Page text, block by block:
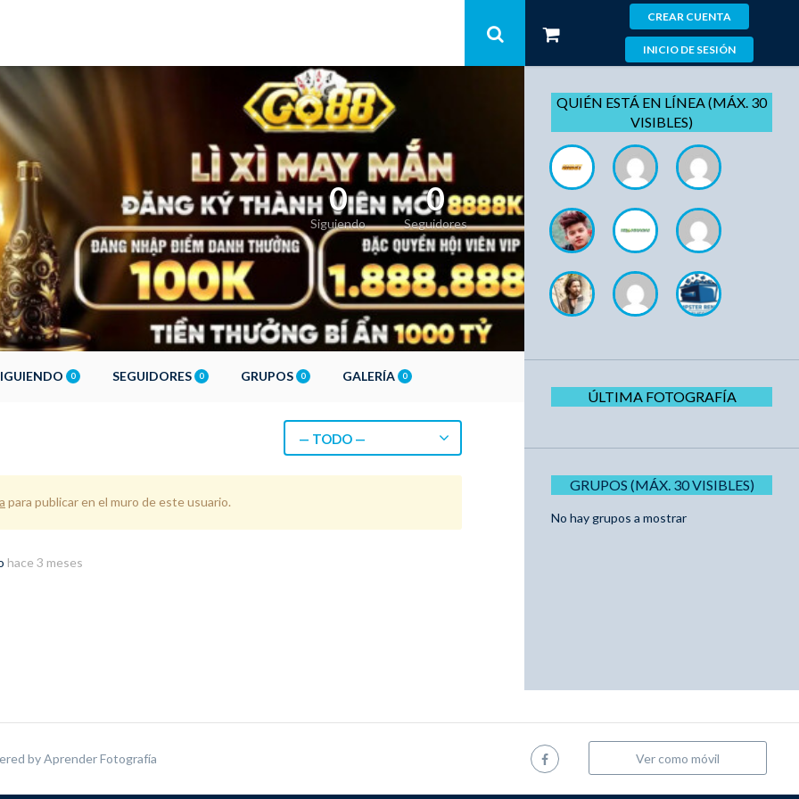
CREAR CUENTA
INICIO DE SESIÓN
0
Siguiendo
0
Seguidores
0 SEGUIDORES 0 GRUPOS 0 GALERÍA 0
— TODO —
para publicar en el muro de este usuario.
hace 3 meses
QUIÉN ESTÁ EN LÍNEA (MÁX. 30
VISIBLES)
ÚLTIMA FOTOGRAFÍA
GRUPOS (MÁX. 30 VISIBLES)
No hay grupos a mostrar
byAprender Fotografía